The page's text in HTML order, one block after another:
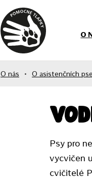
O
O nás • O asistenčních
Psy pro
vycvičen
cvičitelé